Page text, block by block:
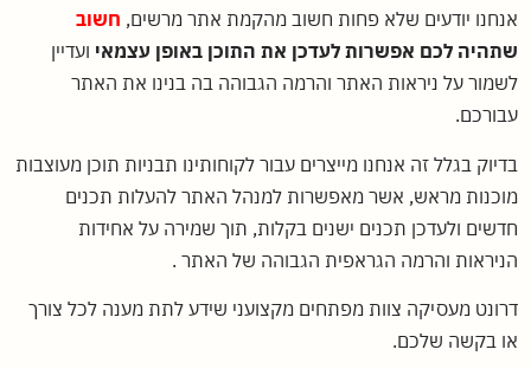
אנחנו יודעים שלא פחות חשוב מהקמת אתר מרשים, חשוב
שתהיה לכם אפשרות לעדכן את התוכן באופן עצמאי ועדיין
לשמור על ניראות האתר והרמה הגבוהה בה בנינו את האתר
עבורכם.
בדיוק בגלל זה אנחנו מייצרים עבור לקוחותינו תבניות תוכן מעוצבות
מוכנות מראש, אשר מאפשרות למנהל האתר להעלות תכנים
חדשים ולעדכן תכנים ישנים בקלות, תוך שמירה על אחידות
הניראות והרמה הגראפית הגבוהה של האתר .
דרונט מעסיקה צוות מפתחים מקצועני שידע לתת מענה לכל צורך
או בקשה שלכם.